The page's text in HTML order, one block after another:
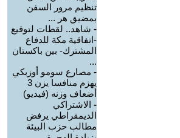
تنظيم مرور السفن
بمضيق هر ...
- شاهد.. لقطات لتوقيع
-اتفاقية مكة للدفاع
المشترك- بين باكستان
...
- مصارع سومو أوزبكي
يهزم منافسا يزن 3
أضعاف وزنه (فيديو)
- الاشتراكي
الديمقراطي يرفض
مطالب حزب البيئة